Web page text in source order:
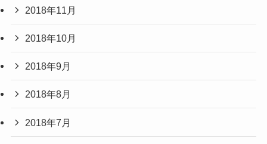
2018年11月
2018年10月
2018年9月
2018年8月
2018年7月